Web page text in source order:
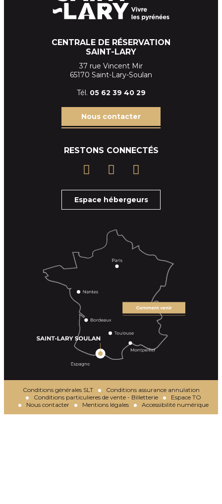
CENTRALE DE RÉSERVATION
SAINT-LARY
37 rue Vincent Mir
65170 Saint-Lary-Soulan
Tél. 05 62 39 40 29
Nous contacter
RESTONS CONNECTÉS
Espace hébergeurs
Conditions générales SLT
Conditions assurance annulation
Conditions particulieres de vente - Billetterie
Espace TO
Nous contacter
Mentions légales Accessibilité numérique